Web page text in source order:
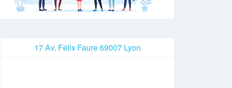
17 Av. Félix Faure 69007 Lyon